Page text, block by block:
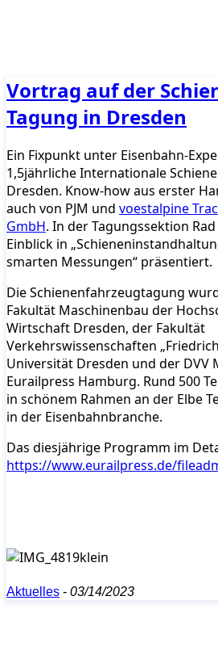
Vortrag auf der
Tagung in Dresden
Ein Fixpunkt unter Eisenbahn-
1,5jährliche Internationale
Dresden. Know-how aus erster
auch von PJM und voestalpine
GmbH. In der Tagungssektion
Einblick in
smarten Messungen“ präsentiert.
Die Schienenfahrzeugtagung
Fakultät Maschinenbau der
Wirtschaft Dresden, der Fakultät
Verkehrswissenschaften
Universität Dresden und der DVV
Eurailpress Hamburg. Rund 500
in schönem Rahmen an der Elbe
in der Eisenbahnbranche.
Das diesjährige Programm im
https://www.eurailpress.de/
Aktuelles - 03/14/2023